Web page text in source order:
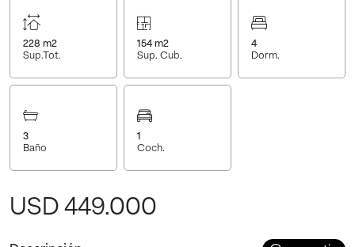
228 m2
Sup.Tot.
154m2
Sup. Cub.
4
Dorm.
3
Baño
1
Coch.
USD 449.000